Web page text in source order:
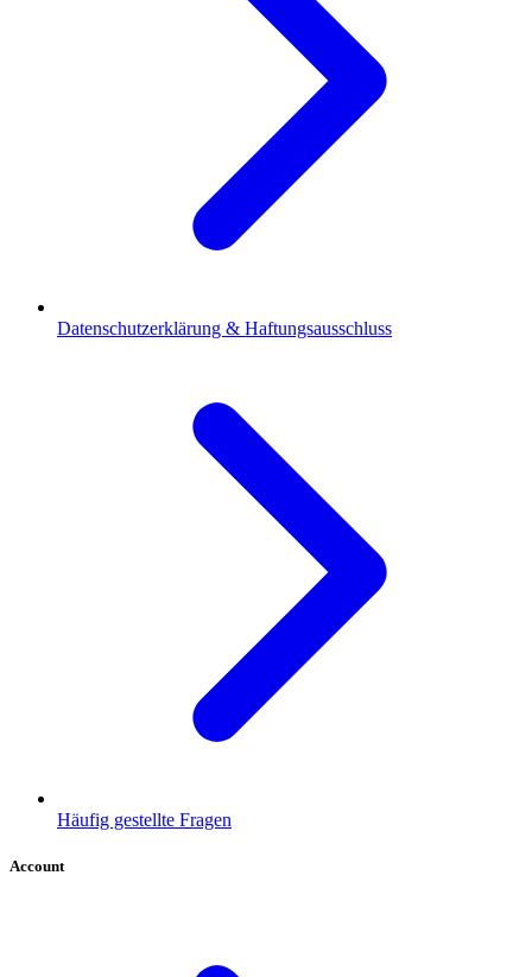
Datenschutzerklärung & Haftungsausschluss
Häufig gestellte Fragen
Account